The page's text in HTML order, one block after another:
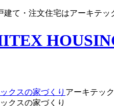
建て・注文住宅はアーキテッ
クスの家づくり アーキテッ
クスの家づくり